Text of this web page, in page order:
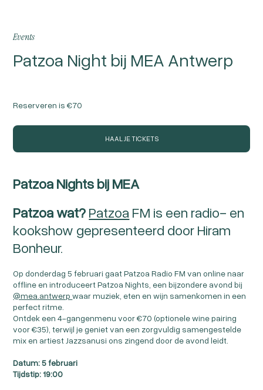
Events
Patzoa Night bij MEA Antwerp
Reserveren is€70
HAAL JE TICKETS
Patzoa Nights bij MEA
Patzoa wat? Patzoa FM is een radio- en
kookshow gepresenteerd door Hiram
Bonheur.
Op donderdag 5 februari gaat Patzoa Radio FM van online naar
offline en introduceert Patzoa Nights, een bijzondere avond bij
@mea.antwerpwaar muziek, eten en wijn samenkomen in een
perfect ritme.
Ontdek een 4-gangenmenu voor €70 (optionele wine pairing
voor €35), terwijl je geniet van een zorgvuldig samengestelde
mix en artiest Jazzsanusi ons zingend door de avond leidt.
Datum: 5 februari
Tijdstip: 19:00